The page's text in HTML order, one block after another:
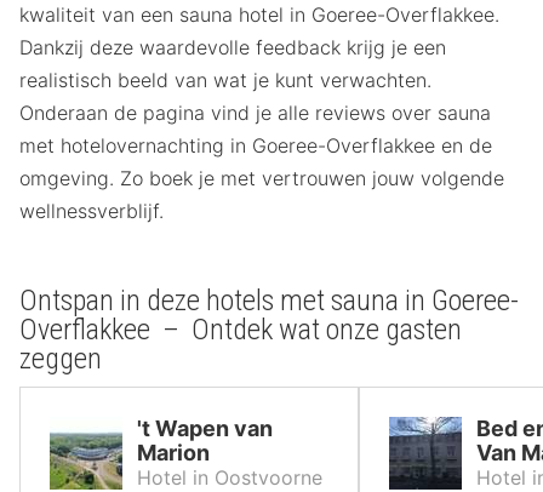
kwaliteit van een sauna hotel in Goeree-Overflakkee.
Dankzij deze waardevolle feedback krijg je een
realistisch beeld van wat je kunt verwachten.
Onderaan de pagina vind je alle reviews over sauna
met hotelovernachting in Goeree-Overflakkee en de
omgeving. Zo boek je met vertrouwen jouw volgende
wellnessverblijf.
Ontspan in deze hotels met sauna in Goeree-
Overflakkee – Ontdek wat onze gasten
zeggen
't Wapen van
Marion
Hotel in Oostvoorne
Bed
Van
Hotel